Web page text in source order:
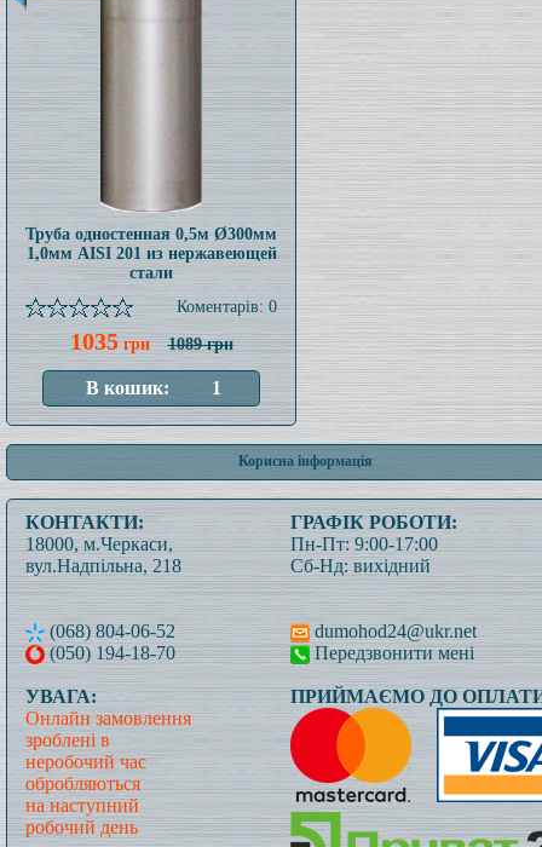
Труба одностенная 0,5м Ø300мм
1,0мм AISI 201 из нержавеющей
стали
Коментарів: 0
1035грн 1089 грн
Корисна інформація
КОНТАКТИ:
18000, м.Черкаси,
вул.Надпільна, 218
(068) 804-06-52
(050) 194-18-70
ГРАФІК РОБОТИ:
Пн-Пт: 9:00-17:00
Сб-Нд: вихідний
dumohod24@ukr.net
Передзвонити мені
УВАГА:
Онлайн замовлення
зроблені в
неробочий час
обробляються
на наступний
робочий день
ПРИЙМАЄМО ДО